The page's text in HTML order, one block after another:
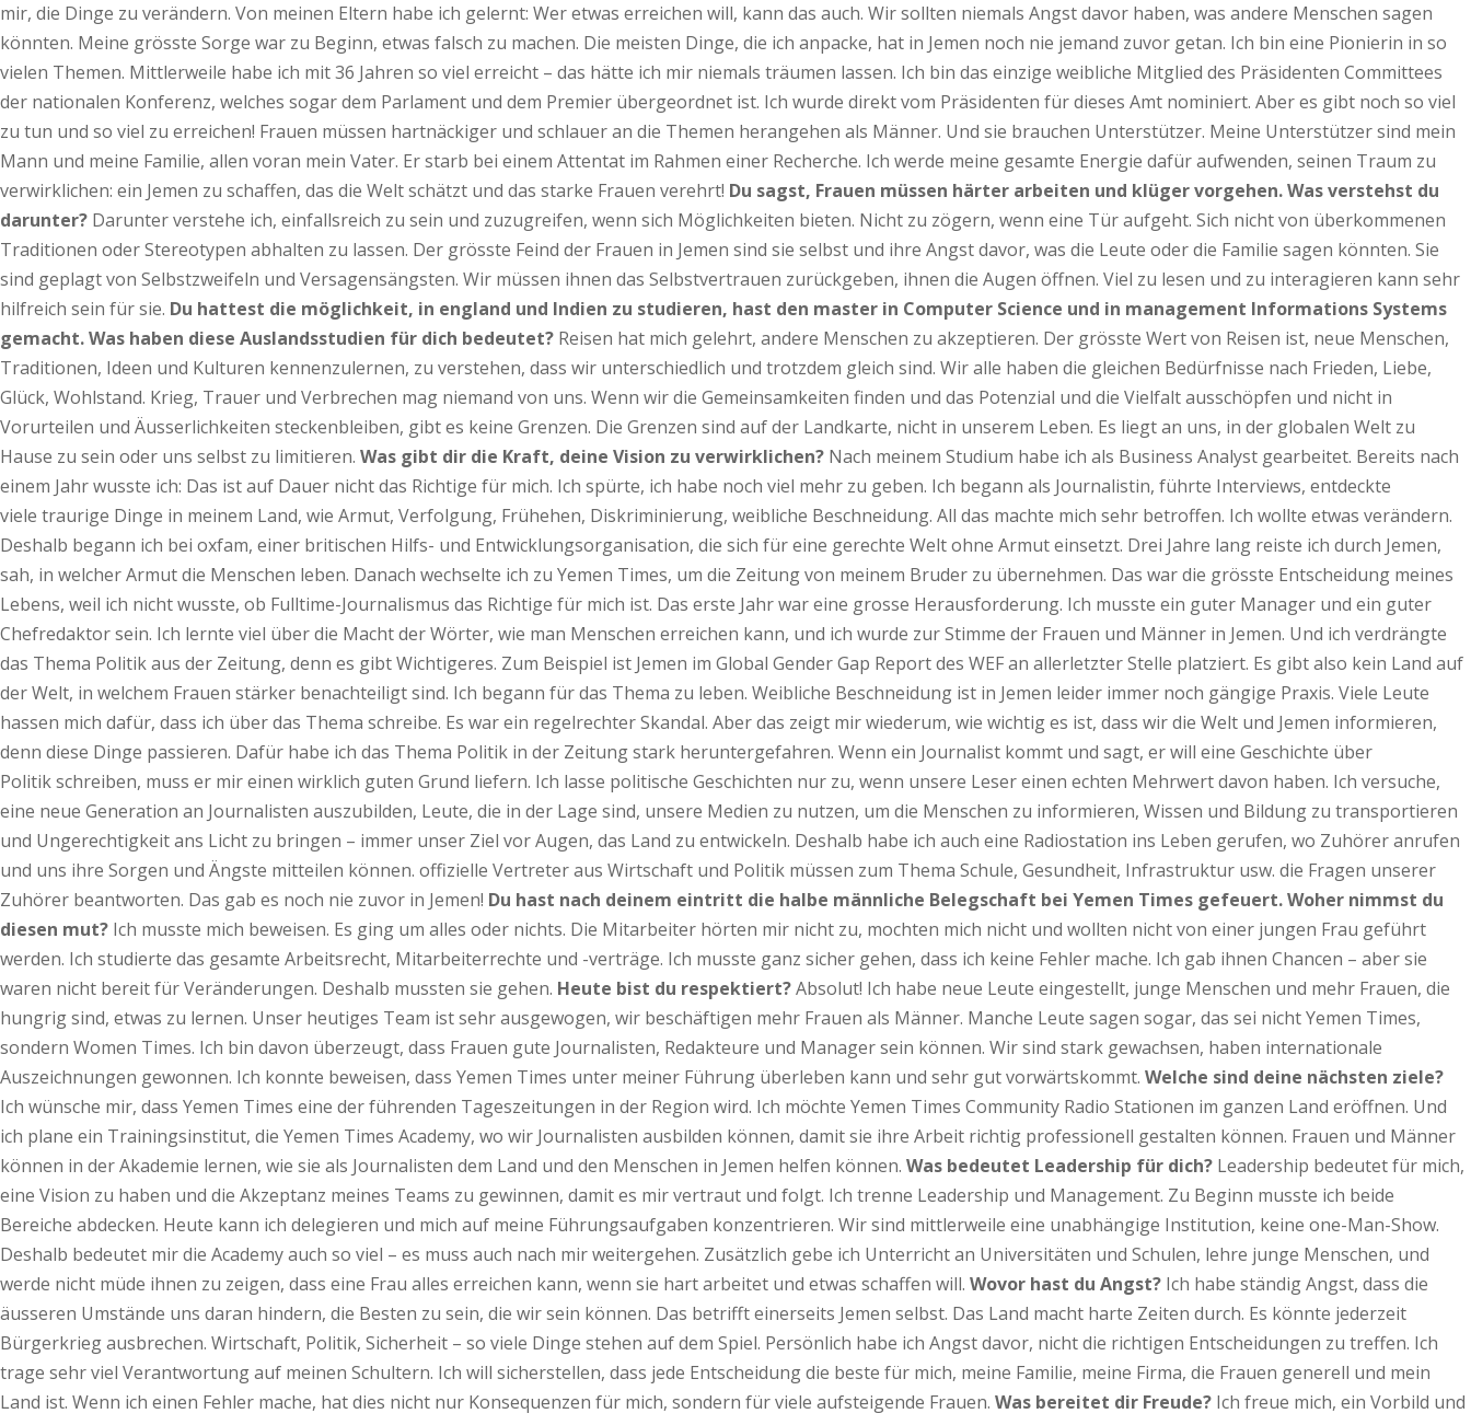
mir, die Dinge zu verändern. Von meinen Eltern habe ich gelernt: Wer etwas erreichen will, kann das auch. Wir sollten niemals Angst davor haben, was andere Menschen sagen
könnten. Meine grösste Sorge war zu Beginn, etwas falsch zu machen. Die meisten Dinge, die ich anpacke, hat in Jemen noch nie jemand zuvor getan. Ich bin eine Pionierin in so
vielen Themen. Mittlerweile habe ich mit 36 Jahren so viel erreicht – das hätte ich mir niemals träumen lassen. Ich bin das einzige weibliche Mitglied des Präsidenten Committees
der nationalen Konferenz, welches sogar dem Parlament und dem Premier übergeordnet ist. Ich wurde direkt vom Präsidenten für dieses Amt nominiert. Aber es gibt noch so viel
zu tun und so viel zu erreichen! Frauen müssen hartnäckiger und schlauer an die Themen herangehen als Männer. Und sie brauchen Unterstützer. Meine Unterstützer sind mein
Mann und meine Familie, allen voran mein Vater. Er starb bei einem Attentat im Rahmen einer Recherche. Ich werde meine gesamte Energie dafür aufwenden, seinen Traum zu
verwirklichen: ein Jemen zu schaffen, das die Welt schätzt und das starke Frauen verehrt! Du sagst, Frauen müssen härter arbeiten und klüger vorgehen. Was verstehst du
darunter? Darunter verstehe ich, einfallsreich zu sein und zuzugreifen, wenn sich Möglichkeiten bieten. Nicht zu zögern, wenn eine Tür aufgeht. Sich nicht von überkommenen
Traditionen oder Stereotypen abhalten zu lassen. Der grösste Feind der Frauen in Jemen sind sie selbst und ihre Angst davor, was die Leute oder die Familie sagen könnten. Sie
sind geplagt von Selbstzweifeln und Versagensängsten. Wir müssen ihnen das Selbstvertrauen zurückgeben, ihnen die Augen öffnen. Viel zu lesen und zu interagieren kann sehr
hilfreich sein für sie. Du hattest die möglichkeit, in england und Indien zu studieren, hast den master in Computer Science und in management Informations Systems
gemacht. Was haben diese Auslandsstudien für dich bedeutet? Reisen hat mich gelehrt, andere Menschen zu akzeptieren. Der grösste Wert von Reisen ist, neue Menschen,
Traditionen, Ideen und Kulturen kennenzulernen, zu verstehen, dass wir unterschiedlich und trotzdem gleich sind. Wir alle haben die gleichen Bedürfnisse nach Frieden, Liebe,
Glück, Wohlstand. Krieg, Trauer und Verbrechen mag niemand von uns. Wenn wir die Gemeinsamkeiten finden und das Potenzial und die Vielfalt ausschöpfen und nicht in
Vorurteilen und Äusserlichkeiten steckenbleiben, gibt es keine Grenzen. Die Grenzen sind auf der Landkarte, nicht in unserem Leben. Es liegt an uns, in der globalen Welt zu
Hause zu sein oder uns selbst zu limitieren. Was gibt dir die Kraft, deine Vision zu verwirklichen? Nach meinem Studium habe ich als Business Analyst gearbeitet. Bereits nach
einem Jahr wusste ich: Das ist auf Dauer nicht das Richtige für mich. Ich spürte, ich habe noch viel mehr zu geben. Ich begann als Journalistin, führte Interviews, entdeckte
viele traurige Dinge in meinem Land, wie Armut, Verfolgung, Frühehen, Diskriminierung, weibliche Beschneidung. All das machte mich sehr betroffen. Ich wollte etwas verändern.
Deshalb begann ich bei oxfam, einer britischen Hilfs- und Entwicklungsorganisation, die sich für eine gerechte Welt ohne Armut einsetzt. Drei Jahre lang reiste ich durch Jemen,
sah, in welcher Armut die Menschen leben. Danach wechselte ich zu Yemen Times, um die Zeitung von meinem Bruder zu übernehmen. Das war die grösste Entscheidung meines
Lebens, weil ich nicht wusste, ob Fulltime-Journalismus das Richtige für mich ist. Das erste Jahr war eine grosse Herausforderung. Ich musste ein guter Manager und ein guter
Chefredaktor sein. Ich lernte viel über die Macht der Wörter, wie man Menschen erreichen kann, und ich wurde zur Stimme der Frauen und Männer in Jemen. Und ich verdrängte
das Thema Politik aus der Zeitung, denn es gibt Wichtigeres. Zum Beispiel ist Jemen im Global Gender Gap Report des WEF an allerletzter Stelle platziert. Es gibt also kein Land auf
der Welt, in welchem Frauen stärker benachteiligt sind. Ich begann für das Thema zu leben. Weibliche Beschneidung ist in Jemen leider immer noch gängige Praxis. Viele Leute
hassen mich dafür, dass ich über das Thema schreibe. Es war ein regelrechter Skandal. Aber das zeigt mir wiederum, wie wichtig es ist, dass wir die Welt und Jemen informieren,
denn diese Dinge passieren. Dafür habe ich das Thema Politik in der Zeitung stark heruntergefahren. Wenn ein Journalist kommt und sagt, er will eine Geschichte über
Politik schreiben, muss er mir einen wirklich guten Grund liefern. Ich lasse politische Geschichten nur zu, wenn unsere Leser einen echten Mehrwert davon haben. Ich versuche,
eine neue Generation an Journalisten auszubilden, Leute, die in der Lage sind, unsere Medien zu nutzen, um die Menschen zu informieren, Wissen und Bildung zu transportieren
und Ungerechtigkeit ans Licht zu bringen – immer unser Ziel vor Augen, das Land zu entwickeln. Deshalb habe ich auch eine Radiostation ins Leben gerufen, wo Zuhörer anrufen
und uns ihre Sorgen und Ängste mitteilen können. offizielle Vertreter aus Wirtschaft und Politik müssen zum Thema Schule, Gesundheit, Infrastruktur usw. die Fragen unserer
Zuhörer beantworten. Das gab es noch nie zuvor in Jemen! Du hast nach deinem eintritt die halbe männliche Belegschaft bei Yemen Times gefeuert. Woher nimmst du
diesen mut? Ich musste mich beweisen. Es ging um alles oder nichts. Die Mitarbeiter hörten mir nicht zu, mochten mich nicht und wollten nicht von einer jungen Frau geführt
werden. Ich studierte das gesamte Arbeitsrecht, Mitarbeiterrechte und -verträge. Ich musste ganz sicher gehen, dass ich keine Fehler mache. Ich gab ihnen Chancen – aber sie
waren nicht bereit für Veränderungen. Deshalb mussten sie gehen. Heute bist du respektiert?Absolut! Ich habe neue Leute eingestellt, junge Menschen und mehr Frauen, die
hungrig sind, etwas zu lernen. Unser heutiges Team ist sehr ausgewogen, wir beschäftigen mehr Frauen als Männer. Manche Leute sagen sogar, das sei nicht Yemen Times,
sondern Women Times. Ich bin davon überzeugt, dass Frauen gute Journalisten, Redakteure und Manager sein können. Wir sind stark gewachsen, haben internationale
Auszeichnungen gewonnen. Ich konnte beweisen, dass Yemen Times unter meiner Führung überleben kann und sehr gut vorwärtskommt. Welche sind deine nächsten ziele?
Ich wünsche mir, dass Yemen Times eine der führenden Tageszeitungen in der Region wird. Ich möchte Yemen Times Community Radio Stationen im ganzen Land eröffnen. Und
ich plane ein Trainingsinstitut, die Yemen Times Academy, wo wir Journalisten ausbilden können, damit sie ihre Arbeit richtig professionell gestalten können. Frauen und Männer
können in der Akademie lernen, wie sie als Journalisten dem Land und den Menschen in Jemen helfen können. Was bedeutet Leadership für dich? Leadership bedeutet für mich,
eine Vision zu haben und die Akzeptanz meines Teams zu gewinnen, damit es mir vertraut und folgt. Ich trenne Leadership und Management. Zu Beginn musste ich beide
Bereiche abdecken. Heute kann ich delegieren und mich auf meine Führungsaufgaben konzentrieren. Wir sind mittlerweile eine unabhängige Institution, keine one-Man-Show.
Deshalb bedeutet mir die Academy auch so viel – es muss auch nach mir weitergehen. Zusätzlich gebe ich Unterricht an Universitäten und Schulen, lehre junge Menschen, und
werde nicht müde ihnen zu zeigen, dass eine Frau alles erreichen kann, wenn sie hart arbeitet und etwas schaffen will. Wovor hast du Angst? Ich habe ständig Angst, dass die
äusseren Umstände uns daran hindern, die Besten zu sein, die wir sein können. Das betrifft einerseits Jemen selbst. Das Land macht harte Zeiten durch. Es könnte jederzeit
Bürgerkrieg ausbrechen. Wirtschaft, Politik, Sicherheit – so viele Dinge stehen auf dem Spiel. Persönlich habe ich Angst davor, nicht die richtigen Entscheidungen zu treffen. Ich
trage sehr viel Verantwortung auf meinen Schultern. Ich will sicherstellen, dass jede Entscheidung die beste für mich, meine Familie, meine Firma, die Frauen generell und mein
Land ist. Wenn ich einen Fehler mache, hat dies nicht nur Konsequenzen für mich, sondern für viele aufsteigende Frauen. Was bereitet dir Freude? Ich freue mich, ein Vorbild und